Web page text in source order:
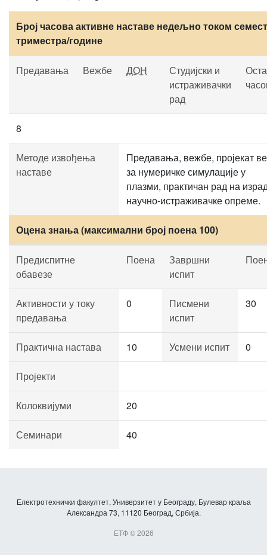
Број часова активне наставе недељно током
триместра/године
Предавања Вежбе ДОН
Студијски и
истраживачки
рад
8
Методе извођења
наставе
Предавања, вежбе, пројекат
за нумеричке симулације у
плазми, практичан рад на
научно-истраживачке опреме.
Оцена знања (максимални број поена 100)
Предиспитне
обавезе
Поена
Завршни
испит
Активности у току
предавања
0
Писмени
испит
30
Практична настава 10 Усмени испит 0
Пројекти
Колоквијуми 20
Семинари 40
Електротехнички факултет, Универзитет у Београду, Булевар краља
Александра 73, 11120 Београд, Србија.
ЕТФ © 2026